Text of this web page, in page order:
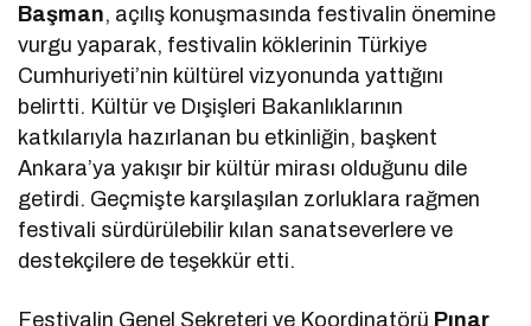
Başman, açılış konuşmasında festivalin önemine
vurgu yaparak, festivalin köklerinin Türkiye
Cumhuriyeti’nin kültürel vizyonunda yattığını
belirtti. Kültür ve Dışişleri Bakanlıklarının
katkılarıyla hazırlanan bu etkinliğin, başkent
Ankara’ya yakışır bir kültür mirası olduğunu dile
getirdi. Geçmişte karşılaşılan zorluklara rağmen
festivali sürdürülebilir kılan sanatseverlere ve
destekçilere de teşekkür etti.
Festivalin Genel Sekreteri ve Koordinatörü Pınar